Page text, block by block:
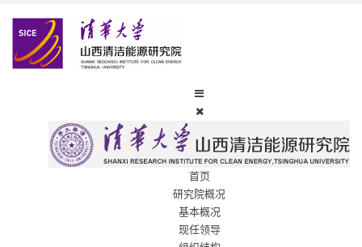
首页
研究院概况
基本概况
现任领导